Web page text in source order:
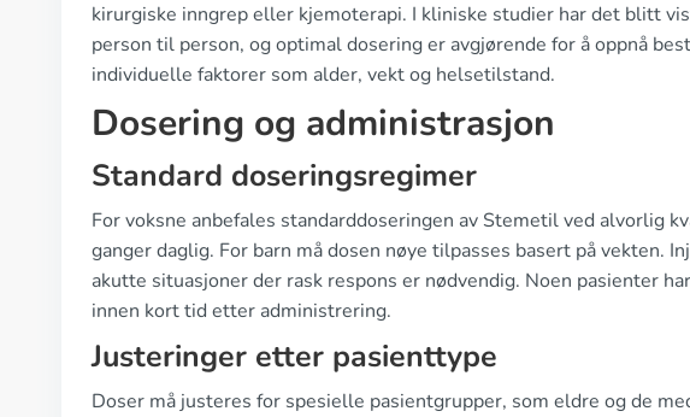
kirurgiske inngrep eller kjemoterapi. I kliniske studier har det blitt
person til person, og optimal dosering er avgjørende for å oppnå
individuelle faktorer som alder, vekt og helsetilstand.
Dosering og administrasjon
Standard doseringsregimer
For voksne anbefales standarddoseringen av Stemetil ved alvorlig
ganger daglig. For barn må dosen nøye tilpasses basert på vekten.
akutte situasjoner der rask respons er nødvendig. Noen pasienter
innen kort tid etter administrering.
Justeringer etter pasienttype
Doser må justeres for spesielle pasientgrupper, som eldre og de